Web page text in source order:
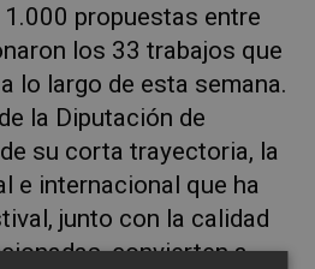
propuestas entre
los 33 trabajos que
lo largo de esta semana.
la Diputación de
su corta trayectoria, la
e internacional que ha
junto con la calidad
convierten a